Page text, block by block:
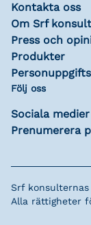
Kontakta oss
Om Srf
Press och
Produkter
Följ oss
Sociala medier
Prenumerera
Srf
Alla rättigheter